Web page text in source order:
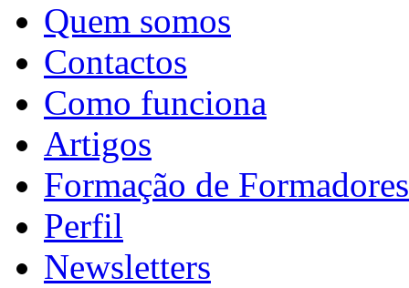
Quem somos
Contactos
Como funciona
Artigos
Formação de Formadores
Perfil
Newsletters